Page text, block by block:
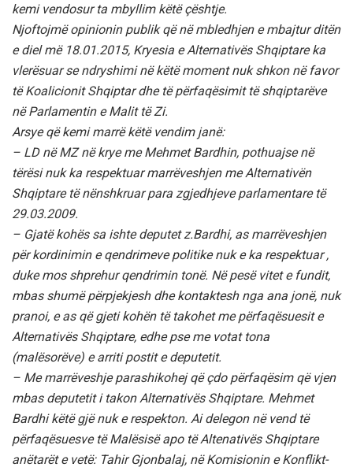
kemi vendosur ta mbyllim këtë çështje.
Njoftojmë opinionin publik që në mbledhjen e mbajtur ditën
e diel më 18.01.2015, Kryesia e Alternativës Shqiptare ka
vlerësuar se ndryshimi në këtë moment nuk shkon në favor
të Koalicionit Shqiptar dhe të përfaqësimit të shqiptarëve
në Parlamentin e Malit të Zi.
Arsye që kemi marrë këtë vendim janë:
– LD në MZ në krye me Mehmet Bardhin, pothuajse në
tërësi nuk ka respektuar marrëveshjen me Alternativën
Shqiptare të nënshkruar para zgjedhjeve parlamentare të
29.03.2009.
– Gjatë kohës sa ishte deputet z.Bardhi, as marrëveshjen
për kordinimin e qendrimeve politike nuk e ka respektuar ,
duke mos shprehur qendrimin tonë. Në pesë vitet e fundit,
mbas shumë përpjekjesh dhe kontaktesh nga ana jonë, nuk
pranoi, e as që gjeti kohën të takohet me përfaqësuesit e
Alternativës Shqiptare, edhe pse me votat tona
(malësorëve) e arriti postit e deputetit.
– Me marrëveshje parashikohej që çdo përfaqësim që vjen
mbas deputetit i takon Alternativës Shqiptare. Mehmet
Bardhi këtë gjë nuk e respekton. Ai delegon në vend të
përfaqësuesve të Malësisë apo të Altenativës Shqiptare
anëtarët e vetë: Tahir Gjonbalaj, në Komisionin e Konflikt-